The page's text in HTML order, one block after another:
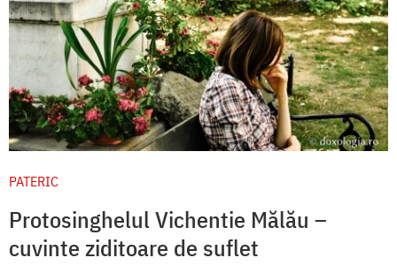
PATERIC
Protosinghelul Vichentie Mălău –
cuvinte ziditoare de suflet